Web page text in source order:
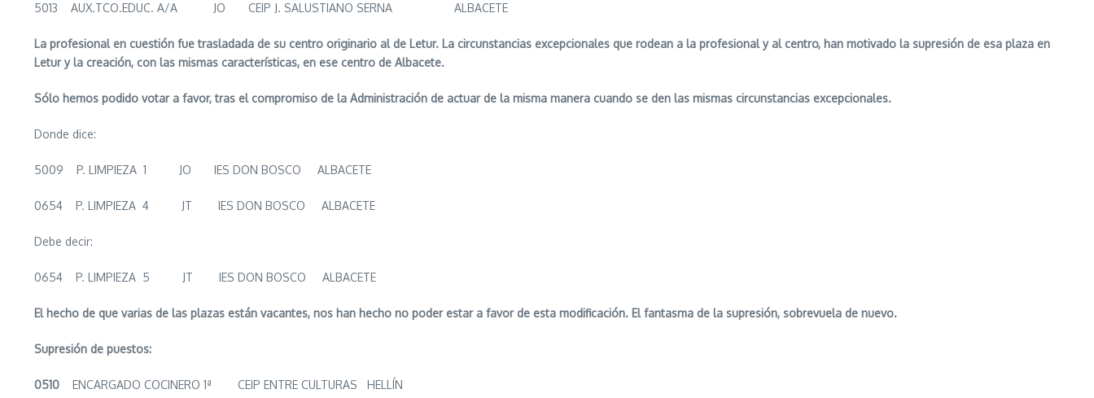
5013 AUX.TCO.EDUC. A/A JO CEIP J. SALUSTIANO SERNA ALBACETE
La profesional en cuestión fue trasladada de su centro originario al de Letur. La circunstancias excepcionales que rodean a la profesional y al centro, han motivado la supresión de esa plaza en
Letur y la creación, con las mismas características, en ese centro de Albacete.
Sólo hemos podido votar a favor, tras el compromiso de la Administración de actuar de la misma manera cuando se den las mismas circunstancias excepcionales.
Donde dice:
5009 P. LIMPIEZA 1 JO IES DON BOSCO ALBACETE
0654 P. LIMPIEZA 4 JT IES DON BOSCO ALBACETE
Debe decir:
0654 P. LIMPIEZA 5 JT IES DON BOSCO ALBACETE
El hecho de que varias de las plazas están vacantes, nos han hecho no poder estar a favor de esta modificación. El fantasma de la supresión, sobrevuela de nuevo.
Supresión de puestos:
0510 ENCARGADO COCINERO 1ª CEIP ENTRE CULTURAS HELLÍN